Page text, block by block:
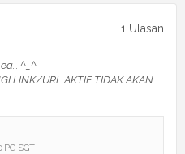
1 Ulasan
^_^
LINK/URL AKTIF TIDAK AKAN
PG SGT